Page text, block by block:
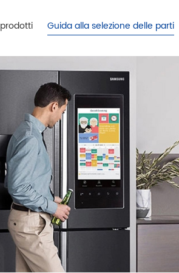
prodotti Guida alla selezione delle parti